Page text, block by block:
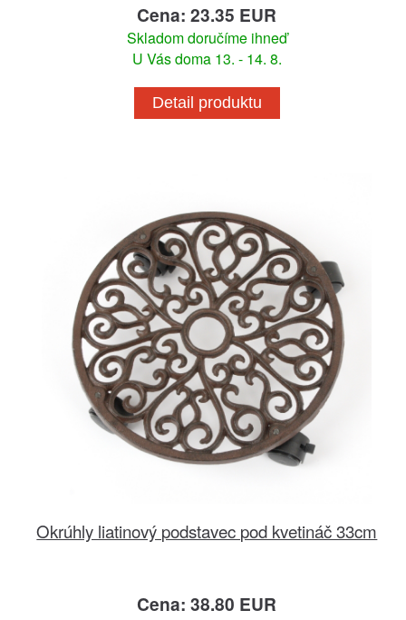
Cena: 23.35 EUR
Skladom doručíme ihneď
U Vás doma 13. - 14. 8.
Detail produktu
Okrúhly liatinový podstavec pod kvetináč 33cm
Cena: 38.80 EUR